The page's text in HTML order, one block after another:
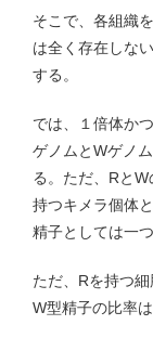
そこで、各組織
は全く存在しな
する。
では、１倍体か
ゲノムとWゲノ
る。ただ、Rと
持つキメラ個体
精子としては一
ただ、Rを持つ
W型精子の比率